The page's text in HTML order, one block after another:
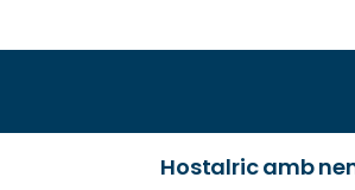
Hostalric amb